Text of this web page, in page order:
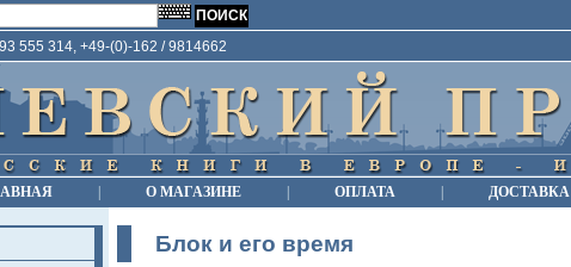
555 314, +49-(0)-162 / 9814662
О МАГАЗИНЕ ОПЛАТА ДОСТАВКА
Блок и его время